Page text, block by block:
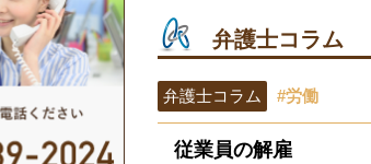
弁護士コラム
弁護士コラム #労働
従業員の解雇